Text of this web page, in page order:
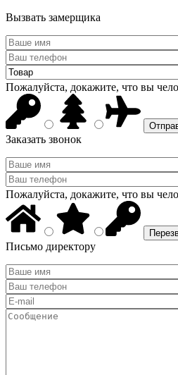
Вызвать замерщика
Пожалуйста, докажите, что вы
Заказать звонок
Пожалуйста, докажите, что вы
Письмо директору